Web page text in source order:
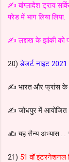
✍️ बांग्लादेश ट्राय
परेड में भाग लिया लिया.
✍️ लद्दाख के झांकी को
20)डेजर्ट नाइट 2021
✍️ भारत और फ्रांस के
✍️ जोधपुर में आयोजित
✍️ यह सैन्य अभ्यास.....
21) 51 वॉ इंटरनेशनल